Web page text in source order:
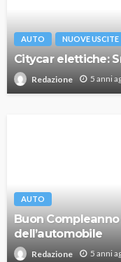
AUTO NUOVE USCITE
Citycar elettiche:
Redazione 5 anni
AUTO
Buon
dell’automobile
Redazione 5 anni